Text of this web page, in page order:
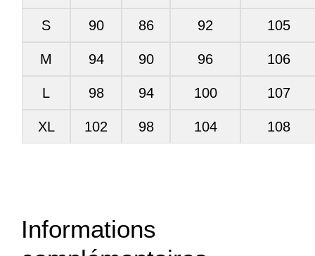
S 90 86 92 105
M 94 90 96 106
L 98 94 100 107
XL 102 98 104 108
Informations